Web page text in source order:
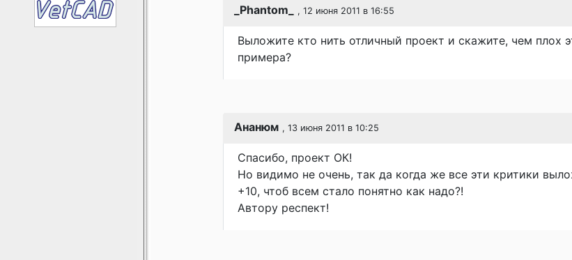
_Phantom_ , 12 июня 2011 в 16:55
Выложите кто нить отличный проект и скажите, чем плох
примера?
Ананюм , 13 июня 2011 в 10:25
Спасибо, проект ОК!
Но видимо не очень, так да когда же все эти критики
+10, чтоб всем стало понятно как надо?!
Автору респект!